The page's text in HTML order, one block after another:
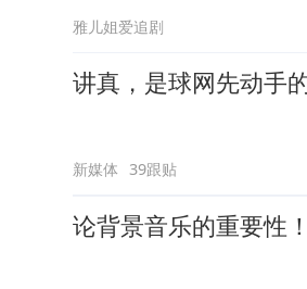
雅儿姐爱追剧
讲真，是球网先动手
新媒体 39跟贴
论背景音乐的重要性